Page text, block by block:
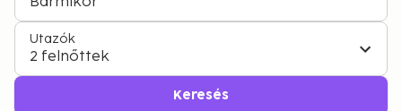
Utazók
2 felnőttek
Keresés